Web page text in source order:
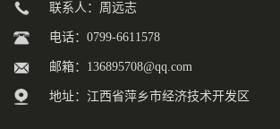
联系人：周远志
电话：0799-6611578
邮箱： 136895708@qq.com
地址：江西省萍乡市经济技术开发区